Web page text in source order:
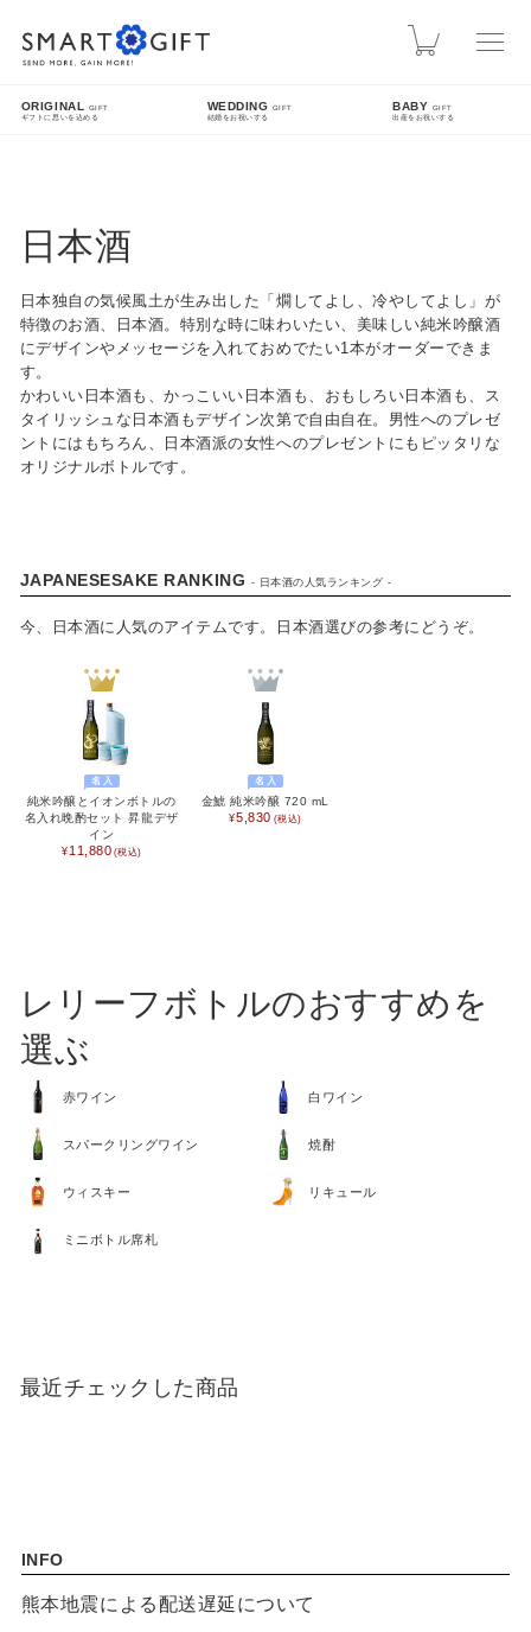
カート
ORIGINAL
GIFT
ギフトに思いを込める
WEDDING GIFT
結婚をお祝いする
BABY GIFT
出産をお祝いする
熊本地震による配送遅延について
先日発生した熊本地震により被災された皆様に、心よりお見舞い申し上げます。現在、地震
合がございますので、配送状況は各配送業者のホームページをご確認ください。
SEARCH
詳細検索
CATEGORY
カタログギフト
食品 / 飲料
バス用品
インテリア用品
ベビー / キッズ用品
生活雑貨
ファッション雑貨
アクセサリー雑貨
携帯・スマホアクセサリー
SCENE
日本酒
日本独自の気候風土が生み出した「燗してよし、冷やしてよし」が
特徴のお酒、日本酒。特別な時に味わいたい、美味しい純米吟醸酒
にデザインやメッセージを入れておめでたい1本がオーダーできま
す。
かわいい日本酒も、かっこいい日本酒も、おもしろい日本酒も、ス
タイリッシュな日本酒もデザイン次第で自由自在。男性へのプレゼ
ントにはもちろん、日本酒派の女性へのプレゼントにもピッタリな
オリジナルボトルです。
JAPANESESAKE RANKING - 日本酒の人気ランキング -
今、日本酒に人気のアイテムです。日本酒選びの参考にどうぞ。
名入
純米吟醸とイオンボトルの
名入れ晩酌セット 昇龍デザ
イン
11,880
名入
金鯱 純米吟醸 720 mL
5,830
レリーフボトルのおすすめを
選ぶ
赤ワイン 白ワイン
スパークリングワイン 焼酎
ウィスキー リキュール
ミニボトル席札
最近チェックした商品
INFO
熊本地震による配送遅延について